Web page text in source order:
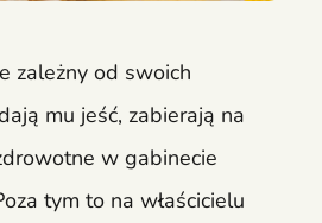
zależny od swoich
mu jeść, zabierają na
w gabinecie
tym to na właścicielu